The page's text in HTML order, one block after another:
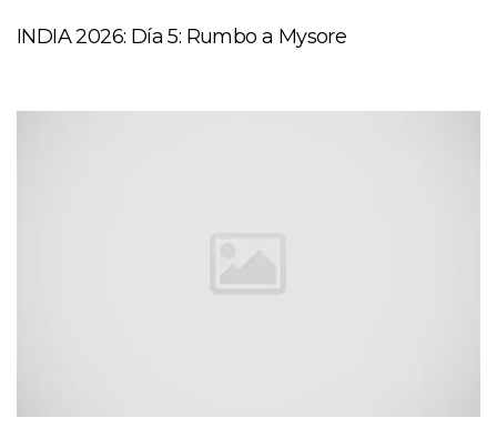
INDIA 2026: Día 5: Rumbo a Mysore